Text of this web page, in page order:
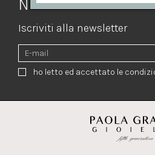
Newsletter
Iscriviti alla newsletter
ho letto ed accettato le